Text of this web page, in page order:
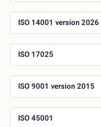
ISO 14001 version 2026
ISO 17025
ISO 9001 version 2015
ISO 45001